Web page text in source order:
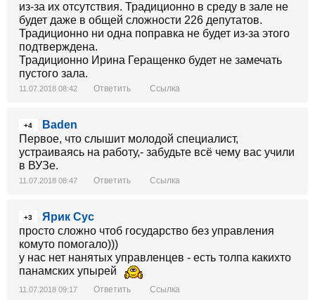
из-за их отсутствия. Традиционно в среду в зале не
будет даже в общей сложности 226 депутатов.
Традиционно ни одна поправка не будет из-за этого
подтверждена.
Традиционно Ирина Геращенко будет не замечать
пустого зала.
11.07.2018 08:42 Ответить Ссылка
+4
Baden
Первое, что слышит молодой специалист,
устраиваясь на работу,- забудьте всё чему вас учили
в ВУЗе.
11.07.2018 08:47 Ответить Ссылка
+3
Ярик Сус
просто сложно чтоб государство без управления
комуто помогало)))
у нас нет нанятых управленцев - есть толпа какихто
панамских упырей
11.07.2018 09:17 Ответить Ссылка